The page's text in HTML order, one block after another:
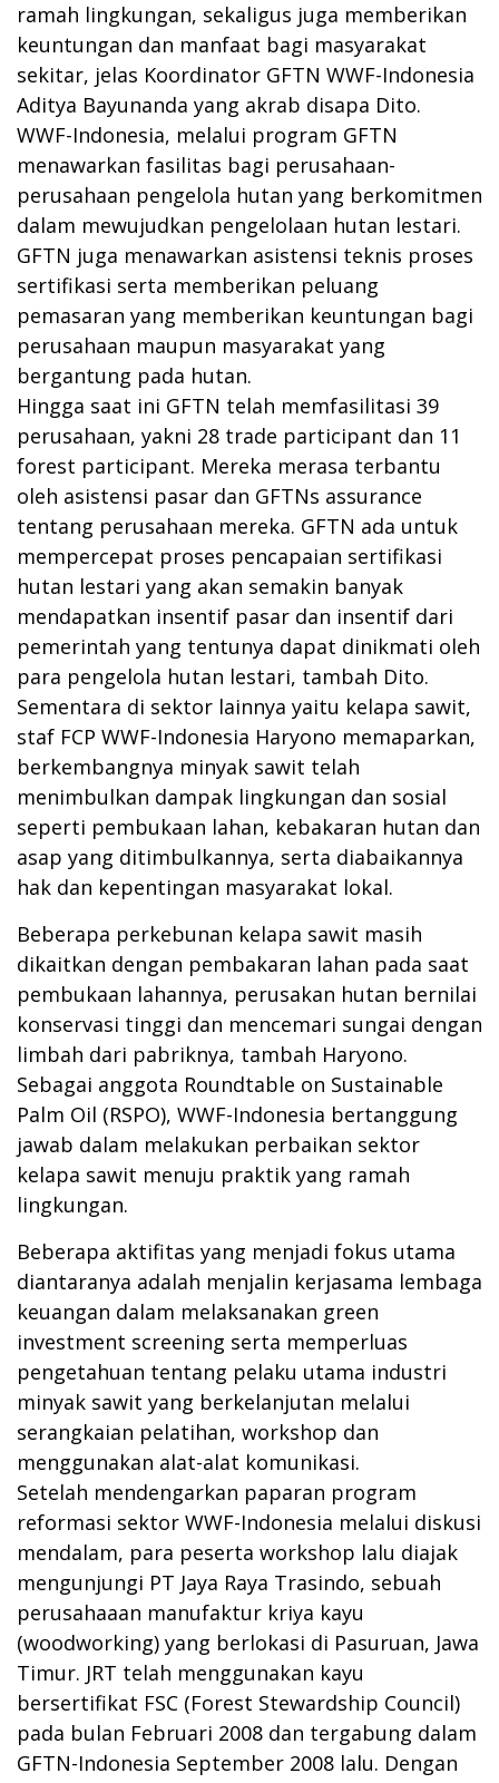
ramah lingkungan, sekaligus juga memberikan
keuntungan dan manfaat bagi masyarakat
sekitar, jelas Koordinator GFTN WWF-Indonesia
Aditya Bayunanda yang akrab disapa Dito.
WWF-Indonesia, melalui program GFTN
menawarkan fasilitas bagi perusahaan-
perusahaan pengelola hutan yang berkomitmen
dalam mewujudkan pengelolaan hutan lestari.
GFTN juga menawarkan asistensi teknis proses
sertifikasi serta memberikan peluang
pemasaran yang memberikan keuntungan bagi
perusahaan maupun masyarakat yang
bergantung pada hutan.
Hingga saat ini GFTN telah memfasilitasi 39
perusahaan, yakni 28 trade participant dan 11
forest participant. Mereka merasa terbantu
oleh asistensi pasar dan GFTNs assurance
tentang perusahaan mereka. GFTN ada untuk
mempercepat proses pencapaian sertifikasi
hutan lestari yang akan semakin banyak
mendapatkan insentif pasar dan insentif dari
pemerintah yang tentunya dapat dinikmati oleh
para pengelola hutan lestari, tambah Dito.
Sementara di sektor lainnya yaitu kelapa sawit,
staf FCP WWF-Indonesia Haryono memaparkan,
berkembangnya minyak sawit telah
menimbulkan dampak lingkungan dan sosial
seperti pembukaan lahan, kebakaran hutan dan
asap yang ditimbulkannya, serta diabaikannya
hak dan kepentingan masyarakat lokal.
Beberapa perkebunan kelapa sawit masih
dikaitkan dengan pembakaran lahan pada saat
pembukaan lahannya, perusakan hutan bernilai
konservasi tinggi dan mencemari sungai dengan
limbah dari pabriknya, tambah Haryono.
Sebagai anggota Roundtable on Sustainable
Palm Oil (RSPO), WWF-Indonesia bertanggung
jawab dalam melakukan perbaikan sektor
kelapa sawit menuju praktik yang ramah
lingkungan.
Beberapa aktifitas yang menjadi fokus utama
diantaranya adalah menjalin kerjasama lembaga
keuangan dalam melaksanakan green
investment screening serta memperluas
pengetahuan tentang pelaku utama industri
minyak sawit yang berkelanjutan melalui
serangkaian pelatihan, workshop dan
menggunakan alat-alat komunikasi.
Setelah mendengarkan paparan program
reformasi sektor WWF-Indonesia melalui diskusi
mendalam, para peserta workshop lalu diajak
mengunjungi PT Jaya Raya Trasindo, sebuah
perusahaaan manufaktur kriya kayu
(woodworking) yang berlokasi di Pasuruan, Jawa
Timur. JRT telah menggunakan kayu
bersertifikat FSC (Forest Stewardship Council)
pada bulan Februari 2008 dan tergabung dalam
GFTN-Indonesia September 2008 lalu. Dengan